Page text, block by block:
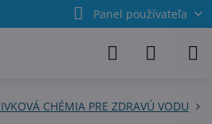
Panel používateľa
CHÉMIA PRE ZDRAVÚ VODU